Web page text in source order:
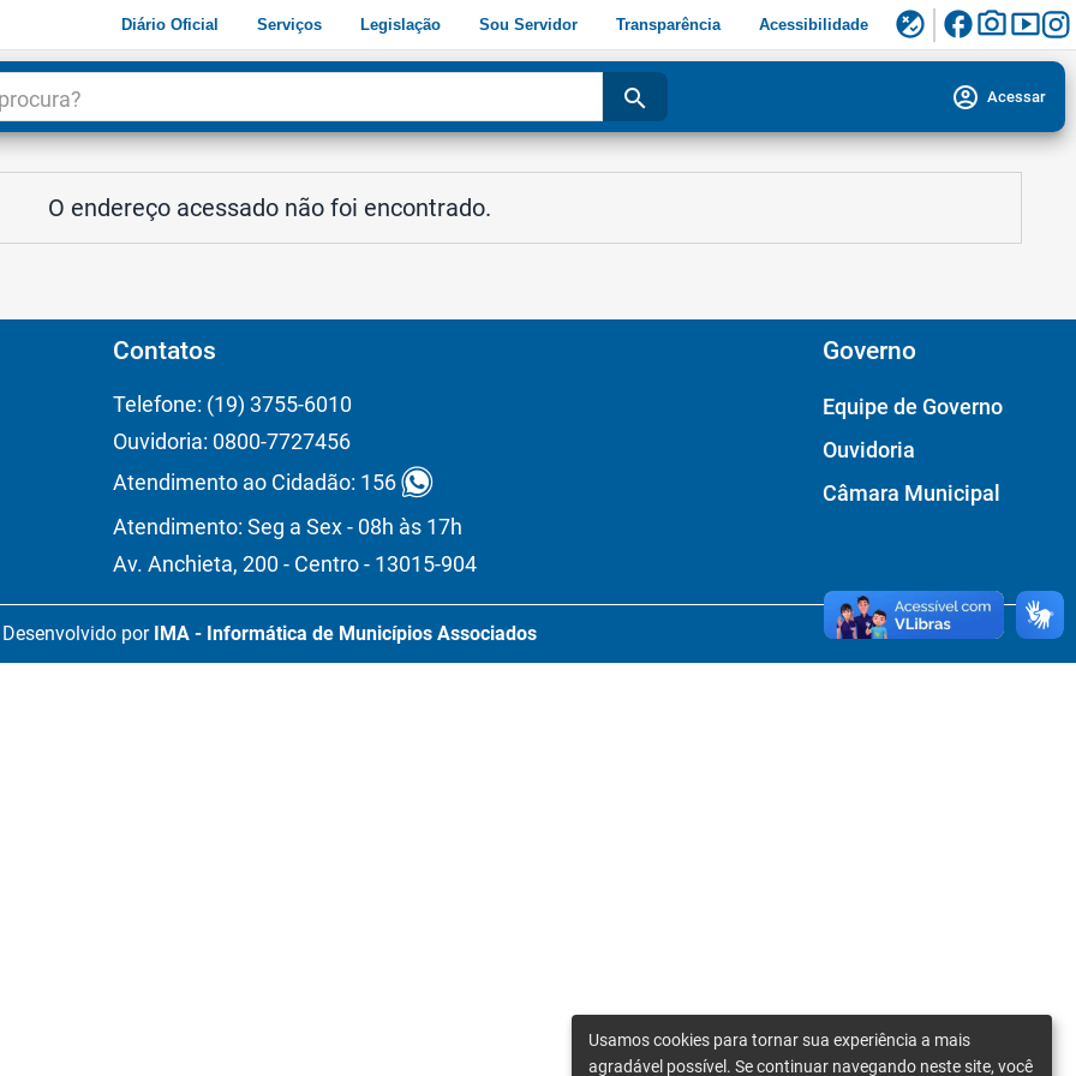
Diário Oficial Serviços Legislação Sou Servidor Transparência Acessibilidade flaky facebookphoto_camerasmart_display
search account_circle Acessar
O endereço acessado não foi encontrado.
Contatos
Telefone: (19) 3755-6010
Ouvidoria: 0800-7727456
Atendimento ao Cidadão: 156
Atendimento: Seg a Sex - 08h às 17h
Av. Anchieta, 200 - Centro - 13015-904
Governo
Equipe de Governo
Ouvidoria
Câmara Municipal
Desenvolvido por IMA - Informática de Municípios Associados
Usamos cookies para tornar sua experiência a mais
agradável possível. Se continuar navegando neste site, você